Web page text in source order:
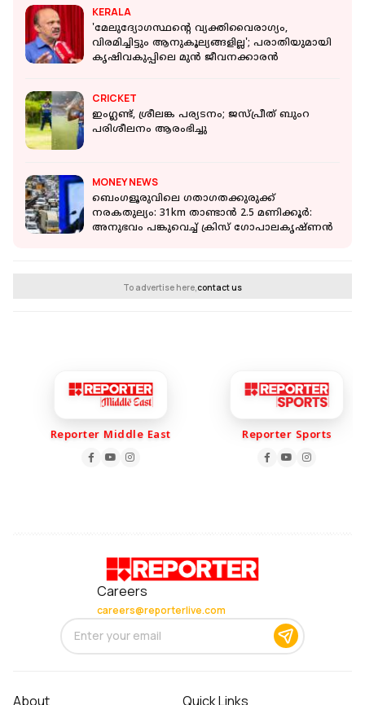
KERALA
'മേലുദ്യോഗസ്ഥൻ്റെ വ്യക്തിവൈരാഗ്യം,
വിരമിച്ചിട്ടും ആനുകൂല്യങ്ങളില്ല'; പരാതിയുമായി
കൃഷിവകുപ്പിലെ മുൻ ജീവനക്കാരൻ
CRICKET
ഇംഗ്ലണ്ട്, ശ്രീലങ്ക പര്യടനം; ജസ്പ്രീത് ബുംറ
പരിശീലനം ആരംഭിച്ചു
MONEY NEWS
ബെംഗളൂരുവിലെ ഗതാഗതക്കുരുക്ക്
നരകതുല്യം: 31km താണ്ടാൻ 2.5 മണിക്കൂർ:
അനുഭവം പങ്കുവെച്ച് ക്രിസ് ഗോപാലകൃഷ്ണന്‍
To advertise here,contact us
Reporter Middle East Reporter Sports
Careers
careers@reporterlive.com
About Quick Links